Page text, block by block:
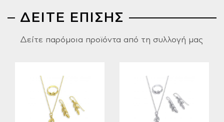
ΔΕΙΤΕ ΕΠΙΣΗΣ
Δείτε παρόμοια προϊόντα από τη συλλογή μας